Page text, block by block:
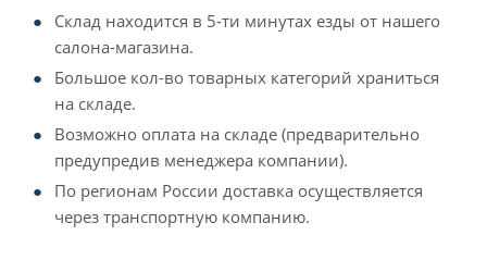
Склад находится в 5-ти минутах езды от нашего
салона-магазина.
Большое кол-во товарных категорий храниться
на складе.
Возможно оплата на складе (предварительно
предупредив менеджера компании).
По регионам России доставка осуществляется
через транспортную компанию.